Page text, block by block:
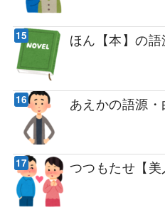
ほん【本】の
あえかの語源
つつもたせ【